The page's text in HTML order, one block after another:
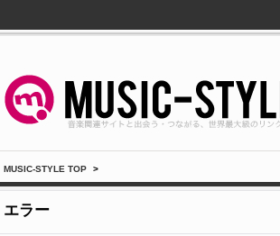
MUSIC-STYLE TOP >
エラー